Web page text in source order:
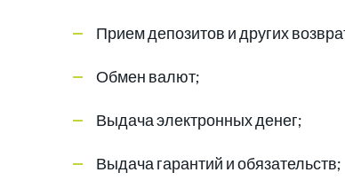
Прием депозитов и других
Обмен валют;
Выдача электронных денег;
Выдача гарантий и обязательств;